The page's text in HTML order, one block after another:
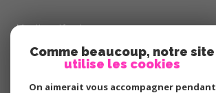
Mentions légales
Comme beaucoup, notre site
utilise les cookies
On aimerait vous accompagner pendant